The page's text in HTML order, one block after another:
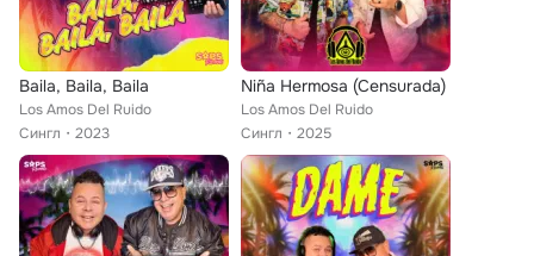
Baila, Baila, Baila
Los Amos Del Ruido
Сингл
2023
Niña Hermosa (Censurada)
Los Amos Del Ruido
Сингл
2025